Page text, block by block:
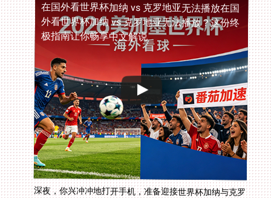
在国外看世界杯加纳 vs 克罗地亚无法播放在国
外看世界杯加纳 vs 克罗地亚无法播放？这份终
极指南让你畅享中文解说
深夜，你兴冲冲地打开手机，准备迎接世界杯加纳与克罗
地亚的激战，屏幕上却弹出冰冷的“该内容在您所在地区
无法播放”。这场景，是不是每个在海外想看欧洲杯、
NBA的你都经历过？版权协议就像一道无形的墙，将我们
与熟悉的中文解说和国内直播平台隔开。别急，这篇文章
就是为你准备的。我们将深入剖析地区限制的根源，并为
你提供一套清晰、有效的解决方案，核心就在于选择一款
靠谱的回国加速器，让你无论身处纽约、悉尼还是莫斯
科，都能像在国内一样，自由观看腾讯体育、咪咕视频、